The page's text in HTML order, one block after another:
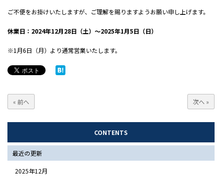
ご不便をお掛けいたしますが、ご理解を賜りますようお願い申し上げます。
休業日：2024年12月28日（土）～2025年1月5日（日）
※1月6日（月）より通常営業いたします。
« 前へ 次へ »
CONTENTS
最近の更新
2025年12月